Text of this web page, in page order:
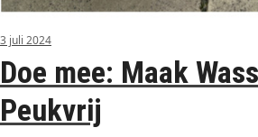
3 juli 2024
Doe mee: Maak
Peukvrij